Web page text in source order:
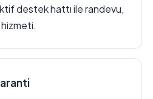
destek hattı ile randevu,